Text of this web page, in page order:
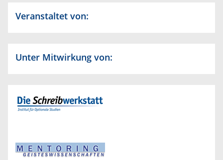
Veranstaltet von:
Unter Mitwirkung von: